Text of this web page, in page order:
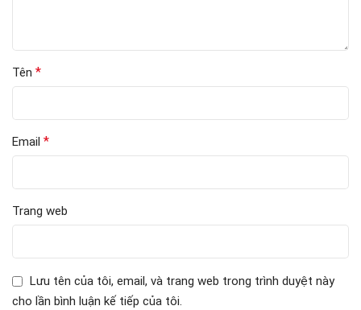
Tên *
Email *
Trang web
Lưu tên của tôi, email, và trang web trong trình duyệt này
cho lần bình luận kế tiếp của tôi.